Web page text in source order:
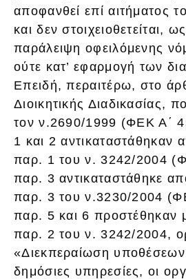
αποφανθεί επί αιτήματος
και δεν στοιχειοθετείται,
παράλειψη οφειλόμενης
ούτε κατ’ εφαρμογή των
Επειδή, περαιτέρω, στο
Διοικητικής Διαδικασίας,
τον ν.2690/1999 (ΦΕΚ Α΄
1 και 2 αντικαταστάθηκαν
παρ. 1 του ν. 3242/2004
παρ. 3 αντικαταστάθηκε
παρ. 3 του ν.3230/2004
παρ. 5 και 6 προστέθηκαν
παρ. 2 του ν. 3242/2004,
«Διεκπεραίωση
δημόσιες υπηρεσίες, οι